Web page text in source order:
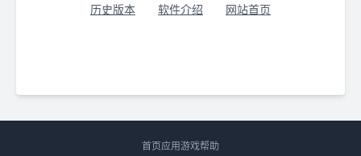
历史版本 软件介绍 网站首页
首页应用游戏帮助